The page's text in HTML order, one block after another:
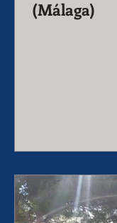
(Málaga)